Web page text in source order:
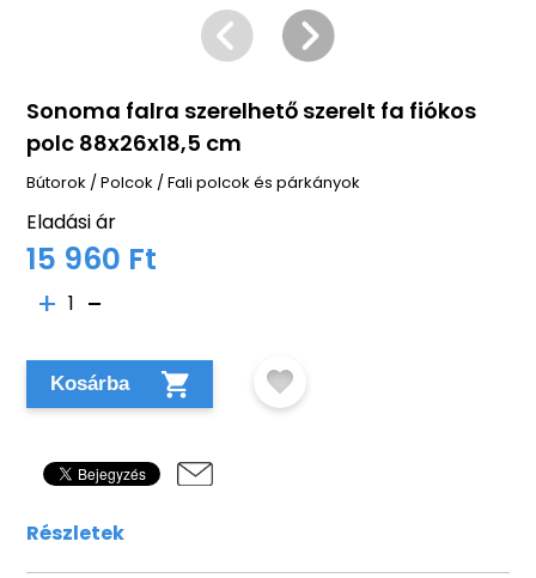
Sonoma falra szerelhető szerelt fa fiókos
polc 88x26x18,5 cm
Bútorok /Polcok /Fali polcok és párkányok
Eladási ár
15 960 Ft
1
Kosárba
Részletek